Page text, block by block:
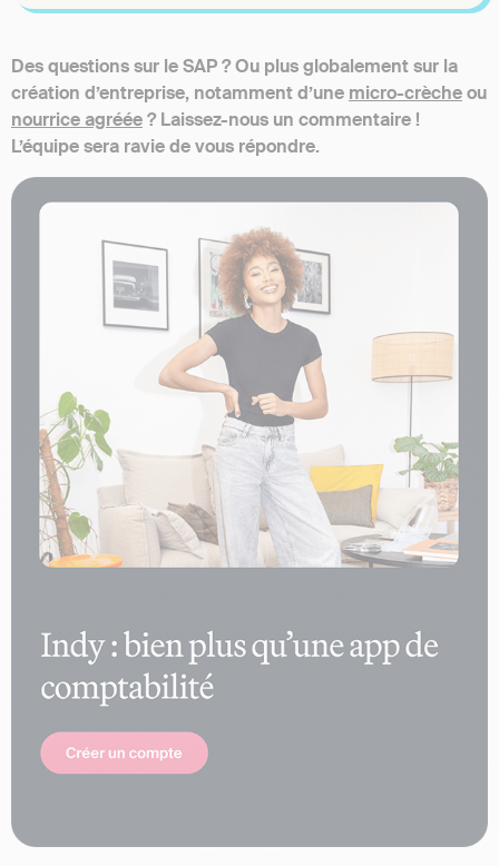
Des questions sur le SAP ? Ou plus globalement sur la
création d’entreprise, notamment d’une micro-crècheou
nourrice agréée? Laissez-nous un commentaire !
L’équipe sera ravie de vous répondre.